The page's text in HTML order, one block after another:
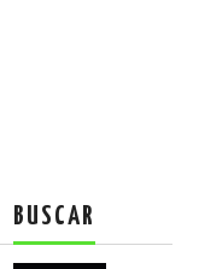
BUSCAR